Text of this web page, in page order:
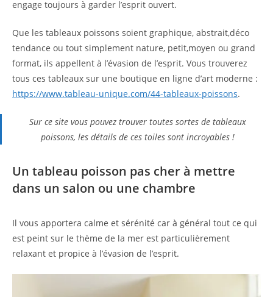
engage toujours à garder l’esprit ouvert.
Que les tableaux poissons soient graphique, abstrait,déco
tendance ou tout simplement nature, petit,moyen ou grand
format, ils appellent à l’évasion de l’esprit. Vous trouverez
tous ces tableaux sur une boutique en ligne d’art moderne :
https://www.tableau-unique.com/44-tableaux-poissons.
Sur ce site vous pouvez trouver toutes sortes de tableaux
poissons, les détails de ces toiles sont incroyables !
Un tableau poisson pas cher à mettre
dans un salon ou une chambre
Il vous apportera calme et sérénité car à général tout ce qui
est peint sur le thème de la mer est particulièrement
relaxant et propice à l’évasion de l’esprit.